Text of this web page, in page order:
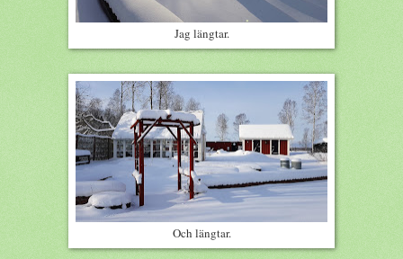
Jag längtar.
Och längtar.